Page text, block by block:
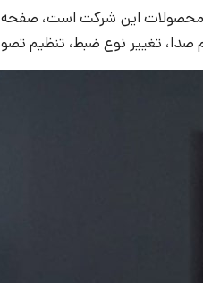
صدا، تغییر نوع ضبط، تنظیم